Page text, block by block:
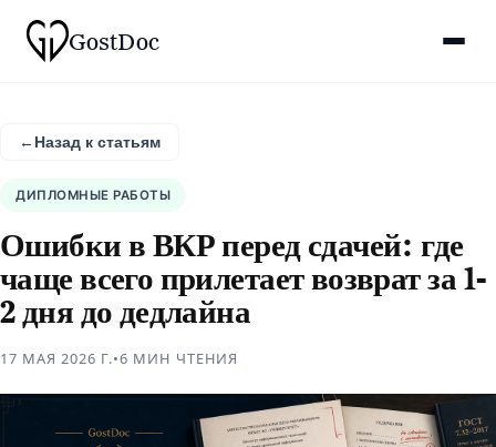
GostDoc
←Назад к статьям
ДИПЛОМНЫЕ РАБОТЫ
Ошибки в ВКР перед сдачей: где
чаще всего прилетает возврат за 1-
2 дня до дедлайна
17 МАЯ 2026 Г.•6 МИН ЧТЕНИЯ